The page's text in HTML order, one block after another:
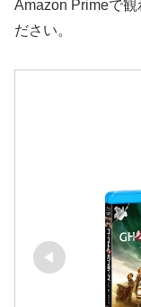
Amazon Primeで観
ださい。